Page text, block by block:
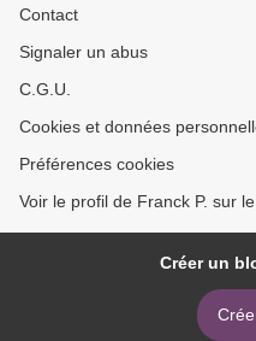
Contact
Signaler un abus
C.G.U.
Cookies et données
Préférences cookies
Voir le profil de Franck P. sur
Créer un